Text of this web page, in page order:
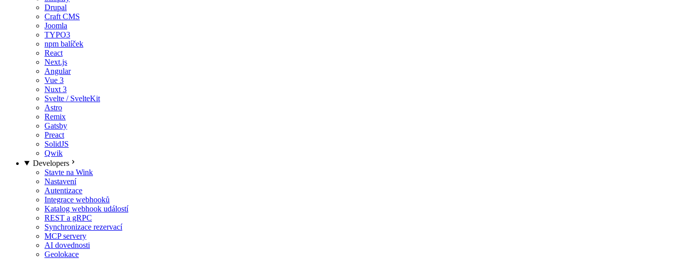
Drupal
Craft CMS
Joomla
TYPO3
npm balíček
React
Next.js
Angular
Vue 3
Nuxt 3
Svelte / SvelteKit
Astro
Remix
Gatsby
Preact
SolidJS
Qwik
Developers
Stavte na Wink
Nastavení
Autentizace
Integrace webhooků
Katalog webhook událostí
REST a gRPC
Synchronizace rezervací
MCP servery
AI dovednosti
Geolokace